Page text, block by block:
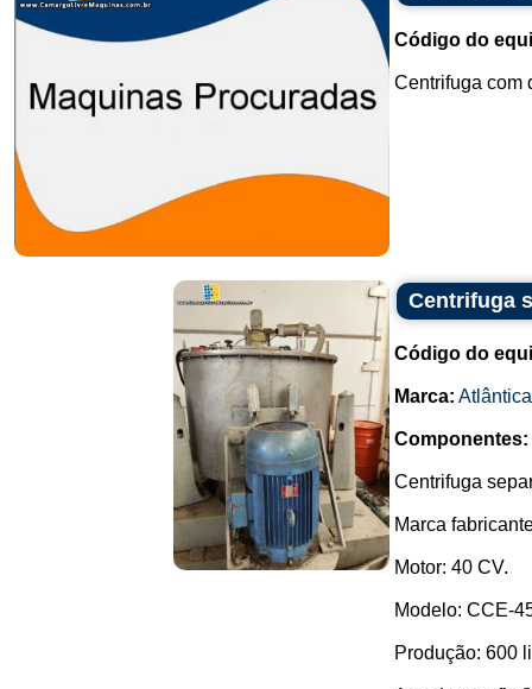
Código do
Centrifuga com
Centrifuga
Código do
Marca: Atlântica
Componentes:
Centrifuga
Marca
Motor: 40 CV.
Modelo: CCE-
Produção: 600